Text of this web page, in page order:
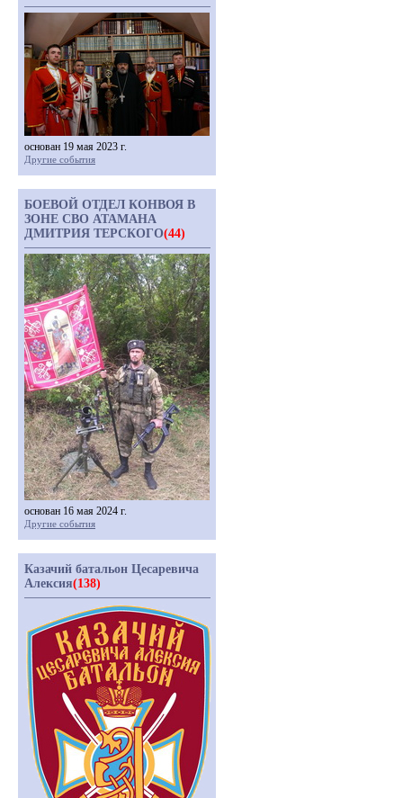
основан 19 мая 2023 г.
Другие события
БОЕВОЙ ОТДЕЛ КОНВОЯ В
ЗОНЕ СВО АТАМАНА
ДМИТРИЯ ТЕРСКОГО(44)
основан 16 мая 2024 г.
Другие события
Казачий батальон Цесаревича
Алексия(138)